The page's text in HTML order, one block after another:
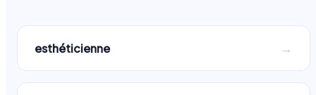
esthéticienne →